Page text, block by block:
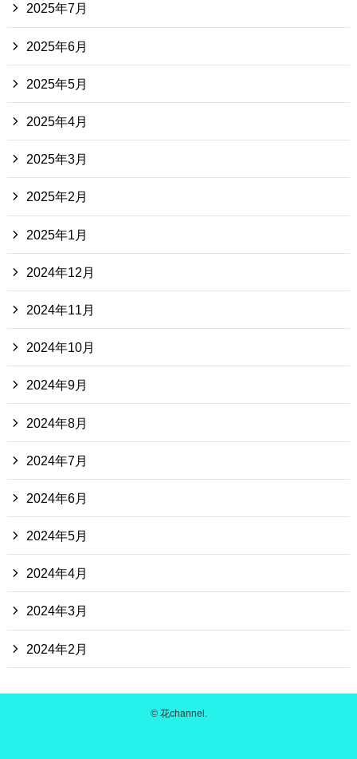
2025年7月
2025年6月
2025年5月
2025年4月
2025年3月
2025年2月
2025年1月
2024年12月
2024年11月
2024年10月
2024年9月
2024年8月
2024年7月
2024年6月
2024年5月
2024年4月
2024年3月
2024年2月
©花channel.